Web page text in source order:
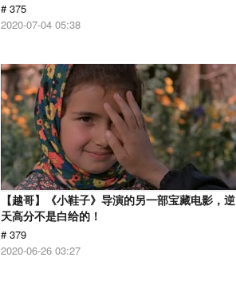
# 375
2020-07-04 05:38
【越哥】《小鞋子》导演的另一部宝藏电影，逆
天高分不是白给的！
# 379
2020-06-26 03:27